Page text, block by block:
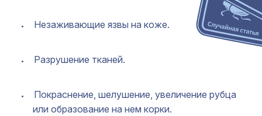
Незаживающие язвы на коже.
Разрушение тканей.
Покраснение, шелушение, увеличение рубца
или образование на нем корки.